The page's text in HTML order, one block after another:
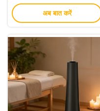
कार्यालय अरोमाथेरेपी डिफ्यूज़र
अब बात करें